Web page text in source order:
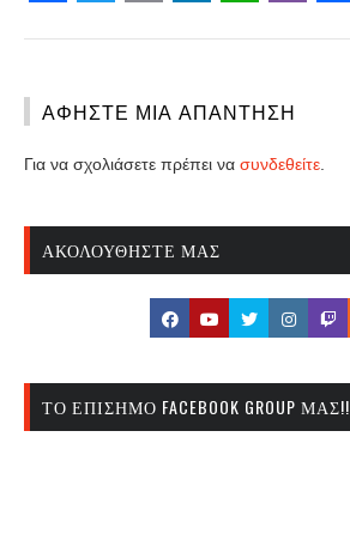
ΑΦΉΣΤΕ ΜΙΑ ΑΠΆΝΤΗΣΗ
Για να σχολιάσετε πρέπει να συνδεθείτε.
ΑΚΟΛΟΥΘΉΣΤΕ ΜΑΣ
ΤΟ ΕΠΊΣΗΜΟ FACEBOOK GROUP ΜΑΣ!!